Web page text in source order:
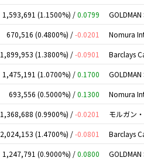
1,593,691 (1.1500%) /0.0799 GOLDMAN
670,516 (0.4800%) /-0.0201 Nomura
1,899,953 (1.3800%) /-0.0901 Barclays
1,475,191 (1.0700%) /0.1700 GOLDMAN
693,556 (0.5000%) /0.1300 Nomura
1,368,688 (0.9900%) /-0.0201 モルガン
2,024,153 (1.4700%) /-0.0801 Barclays
1,247,791 (0.9000%) /0.0800 GOLDMAN